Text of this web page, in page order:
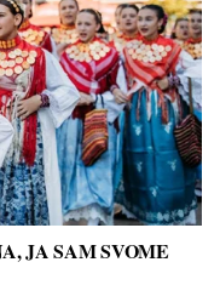
JA SAM SVOME